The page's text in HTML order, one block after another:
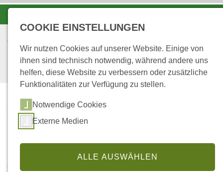
STARTSEITE
...
ZUKUNFTSDIPLOM
Zukunftsdiplom
COOKIE EINSTELLUNGEN
Wir nutzen Cookies auf unserer Website. Einige von
ihnen sind technisch notwendig, während andere uns
helfen, diese Website zu verbessern oder zusätzliche
Funktionalitäten zur Verfügung zu stellen.
Notwendige Cookies
Externe Medien
ALLE AUSWÄHLEN